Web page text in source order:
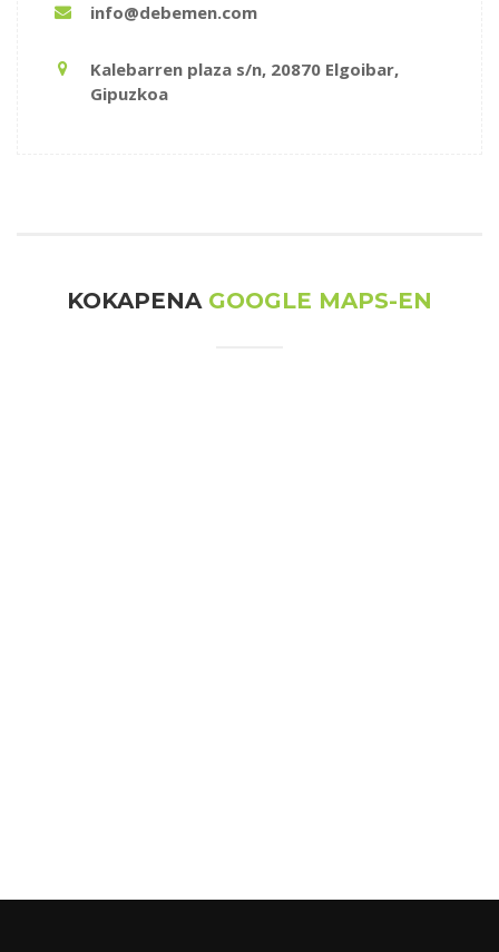
info@debemen.com
Kalebarren plaza s/n, 20870 Elgoibar,
Gipuzkoa
KOKAPENA GOOGLE MAPS-EN